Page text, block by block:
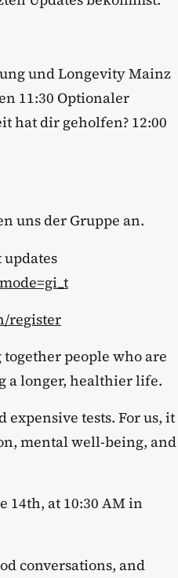
und Longevity Mainz
11:30 Optionaler
hat dir geholfen? 12:00
uns der Gruppe an.
register
people who are
a longer, healthier life.
tests. For us, it
mental well-being, and
14th, at 10:30 AM in
conversations, and